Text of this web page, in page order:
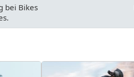
bei Bikes